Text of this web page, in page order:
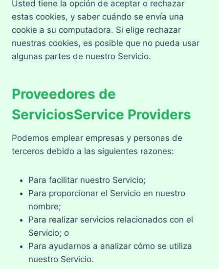
Usted tiene la opción de aceptar o rechazar
estas cookies, y saber cuándo se envía una
cookie a su computadora. Si elige rechazar
nuestras cookies, es posible que no pueda usar
algunas partes de nuestro Servicio.
Proveedores de
ServiciosService Providers
Podemos emplear empresas y personas de
terceros debido a las siguientes razones:
Para facilitar nuestro Servicio;
Para proporcionar el Servicio en nuestro
nombre;
Para realizar servicios relacionados con el
Servicio; o
Para ayudarnos a analizar cómo se utiliza
nuestro Servicio.